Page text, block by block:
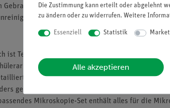
Gebrauch immer nur die notwendige Menge in
sein, deshalb Reste niemals in das
ist Teil einer Komplettlösung mit insgesamt 50
das für alle Klassenstufen
Lehrerinformationen, inkl.
geignet bei knapper Zeitplanung, da minimale
Mikroskopie-Set enthält alles für die
Die Zustimmung kann erteilt oder abgelehnt
zu ändern oder zu widerrufen. Weitere
Essenziell Statistik
Alle akzeptieren